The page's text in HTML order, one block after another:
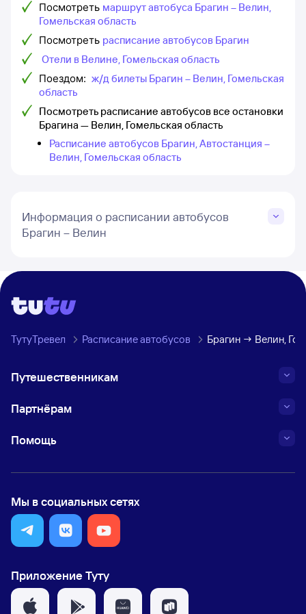
Посмотреть маршрут автобуса Брагин – Велин,
Гомельская область
Посмотреть расписание автобусов Брагин
Отели в Велине, Гомельская область
Поездом: ж/д билеты Брагин – Велин, Гомельская
область
Посмотреть расписание автобусов все остановки
Брагина — Велин, Гомельская область
Расписание автобусов Брагин, Автостанция –
Велин, Гомельская область
Информация о расписании автобусов
Брагин – Велин
ТутуТревел Расписание автобусов Брагин → Велин,
Путешественникам
Партнёрам
Помощь
Мы в социальных сетях
Приложение Туту